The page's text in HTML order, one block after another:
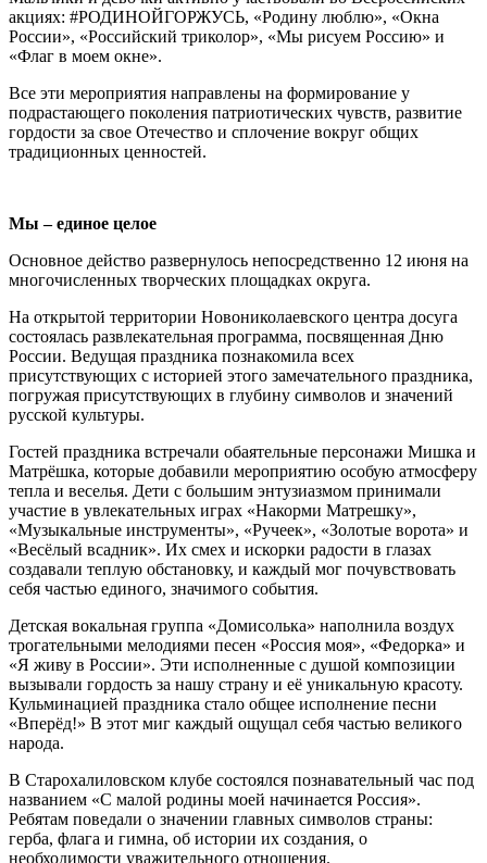
акциях: #РОДИНОЙГОРЖУСЬ, «Родину люблю», «Окна
России», «Российский триколор», «Мы рисуем Россию» и
«Флаг в моем окне».
Все эти мероприятия направлены на формирование у
подрастающего поколения патриотических чувств, развитие
гордости за свое Отечество и сплочение вокруг общих
традиционных ценностей.
Мы – единое целое
Основное действо развернулось непосредственно 12 июня на
многочисленных творческих площадках округа.
На открытой территории Новониколаевского центра досуга
состоялась развлекательная программа, посвященная Дню
России. Ведущая праздника познакомила всех
присутствующих с историей этого замечательного праздника,
погружая присутствующих в глубину символов и значений
русской культуры.
Гостей праздника встречали обаятельные персонажи Мишка и
Матрёшка, которые добавили мероприятию особую атмосферу
тепла и веселья. Дети с большим энтузиазмом принимали
участие в увлекательных играх «Накорми Матрешку»,
«Музыкальные инструменты», «Ручеек», «Золотые ворота» и
«Весёлый всадник». Их смех и искорки радости в глазах
создавали теплую обстановку, и каждый мог почувствовать
себя частью единого, значимого события.
Детская вокальная группа «Домисолька» наполнила воздух
трогательными мелодиями песен «Россия моя», «Федорка» и
«Я живу в России». Эти исполненные с душой композиции
вызывали гордость за нашу страну и её уникальную красоту.
Кульминацией праздника стало общее исполнение песни
«Вперёд!» В этот миг каждый ощущал себя частью великого
народа.
В Старохалиловском клубе состоялся познавательный час под
названием «С малой родины моей начинается Россия».
Ребятам поведали о значении главных символов страны:
герба, флага и гимна, об истории их создания, о
необходимости уважительного отношения.